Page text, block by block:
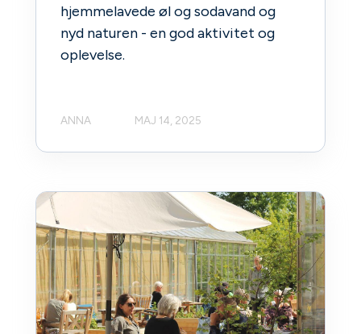
hjemmelavede øl og sodavand og
nyd naturen - en god aktivitet og
oplevelse.
ANNA MAJ 14, 2025